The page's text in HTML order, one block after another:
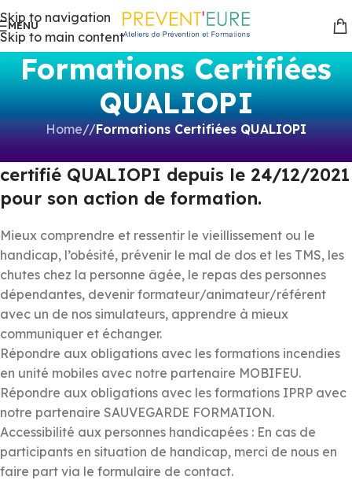
Skip to navigation
Skip to main content
MENU
Formations Certifiées
QUALIOPI
Home/ Formations Certifiées QUALIOPI
certifié QUALIOPI depuis le 24/12/2021
pour son action de formation.
Mieux comprendre et ressentir le vieillissement ou le
handicap, l’obésité, prévenir le mal de dos et les TMS, les
chutes chez la personne âgée, le repas des personnes
dépendantes, devenir formateur/animateur/référent
avec un de nos simulateurs, apprendre à mieux
communiquer et échanger.
Répondre aux obligations avec les formations incendies
en unité mobiles avec notre partenaire MOBIFEU.
Répondre aux obligations avec les formations IPRP avec
notre partenaire SAUVEGARDE FORMATION.
Accessibilité aux personnes handicapées : En cas de
participants en situation de handicap, merci de nous en
faire part via le formulaire de contact.